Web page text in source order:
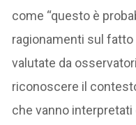
come “questo è
ragionamenti sul
valutate da
riconoscere il
che vanno